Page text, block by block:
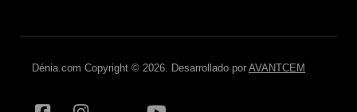
Dénia.com Copyright © 2026. Desarrollado por AVANTCEM